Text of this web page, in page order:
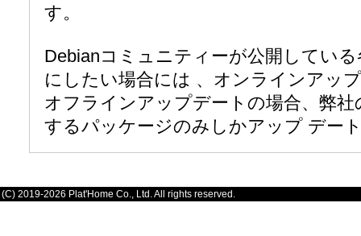
す。
Debianコミュニティーが公開してい
にしたい場合には 、オンラインアッ
オフラインアップデートの場合、弊
するパッケージのみしかアップ デー
(C) 2019-2026 Plat'Home Co., Ltd. All rights reserved.